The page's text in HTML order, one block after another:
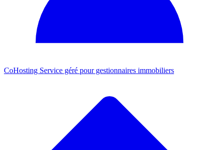
CoHosting Service géré pour gestionnaires immobiliers